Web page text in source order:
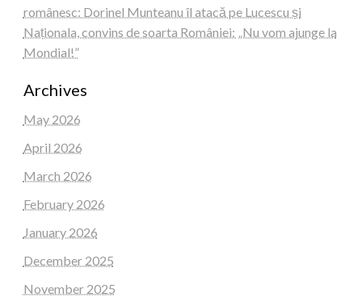
românesc: Dorinel Munteanu îl atacă pe Lucescu și
Naționala, convins de soarta României: „Nu vom ajunge la
Mondial!”
Archives
May 2026
April 2026
March 2026
February 2026
January 2026
December 2025
November 2025